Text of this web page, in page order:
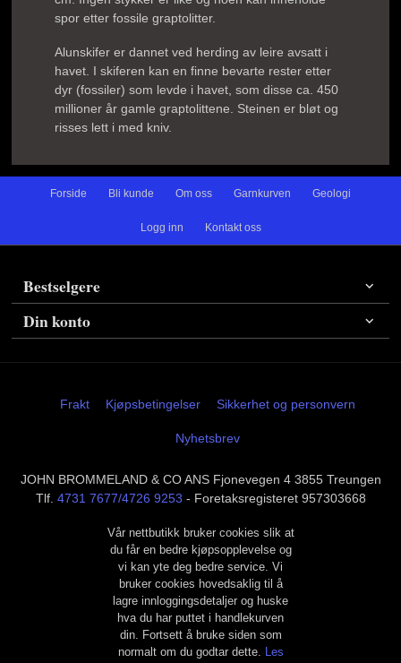
spor etter fossile graptolitter.
Alunskifer er dannet ved herding av leire avsatt i
havet. I skiferen kan en finne bevarte rester etter
dyr (fossiler) som levde i havet, som disse ca. 450
millioner år gamle graptolittene. Steinen er bløt og
risses lett i med kniv.
Forside Bli kunde Om oss Garnkurven Geologi
Logg inn Kontakt oss
Bestselgere
Din konto
Frakt Kjøpsbetingelser Sikkerhet og personvern
Nyhetsbrev
JOHN BROMMELAND & CO ANS Fjonevegen 4 3855 Treungen
Tlf. 4731 7677/4726 9253 - Foretaksregisteret 957303668
Vår nettbutikk bruker cookies slik at
du får en bedre kjøpsopplevelse og
vi kan yte deg bedre service. Vi
bruker cookies hovedsaklig til å
lagre innloggingsdetaljer og huske
hva du har puttet i handlekurven
din. Fortsett å bruke siden som
normalt om du godtar dette. Les